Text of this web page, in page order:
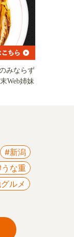
みならず
Web姉妹
#新潟
な重
ルメ